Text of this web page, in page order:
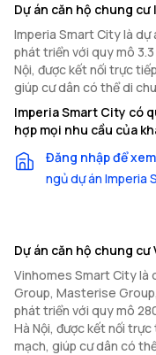
Dự án căn hộ chung
Imperia Smart City là dự
phát triển với quy mô 3.3
Nội, được kết nối trực
giúp cư dân có thể di
Imperia Smart City có
hợp mọi nhu cầu của
Đăng nhập để
ngủ dự án Imperia
Dự án căn hộ chung
Vinhomes Smart City là
Group, Masterise
phát triển với quy mô
Hà Nội, được kết nối
mạch, giúp cư dân có